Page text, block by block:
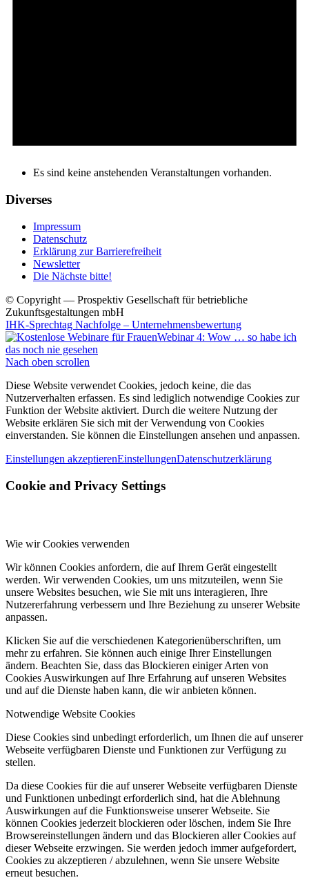
Es sind keine anstehenden Veranstaltungen vorhanden.
Diverses
Impressum
Datenschutz
Erklärung zur Barrierefreiheit
Newsletter
Die Nächste bitte!
© Copyright — Prospektiv Gesellschaft für betriebliche
Zukunftsgestaltungen mbH
IHK-Sprechtag Nachfolge – Unternehmensbewertung
Webinar 4: Wow … so habe ich
das noch nie gesehen
Nach oben scrollen
Diese Website verwendet Cookies, jedoch keine, die das
Nutzerverhalten erfassen. Es sind lediglich notwendige Cookies zur
Funktion der Website aktiviert. Durch die weitere Nutzung der
Website erklären Sie sich mit der Verwendung von Cookies
einverstanden. Sie können die Einstellungen ansehen und anpassen.
Einstellungen akzeptierenEinstellungenDatenschutzerklärung
Cookie and Privacy Settings
Wie wir Cookies verwenden
Wir können Cookies anfordern, die auf Ihrem Gerät eingestellt
werden. Wir verwenden Cookies, um uns mitzuteilen, wenn Sie
unsere Websites besuchen, wie Sie mit uns interagieren, Ihre
Nutzererfahrung verbessern und Ihre Beziehung zu unserer Website
anpassen.
Klicken Sie auf die verschiedenen Kategorienüberschriften, um
mehr zu erfahren. Sie können auch einige Ihrer Einstellungen
ändern. Beachten Sie, dass das Blockieren einiger Arten von
Cookies Auswirkungen auf Ihre Erfahrung auf unseren Websites
und auf die Dienste haben kann, die wir anbieten können.
Notwendige Website Cookies
Diese Cookies sind unbedingt erforderlich, um Ihnen die auf unserer
Webseite verfügbaren Dienste und Funktionen zur Verfügung zu
stellen.
Da diese Cookies für die auf unserer Webseite verfügbaren Dienste
und Funktionen unbedingt erforderlich sind, hat die Ablehnung
Auswirkungen auf die Funktionsweise unserer Webseite. Sie
können Cookies jederzeit blockieren oder löschen, indem Sie Ihre
Browsereinstellungen ändern und das Blockieren aller Cookies auf
dieser Webseite erzwingen. Sie werden jedoch immer aufgefordert,
Cookies zu akzeptieren / abzulehnen, wenn Sie unsere Website
erneut besuchen.